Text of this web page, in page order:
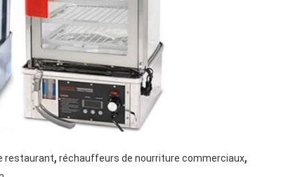
restaurant, réchauffeurs de nourriture commerciaux,